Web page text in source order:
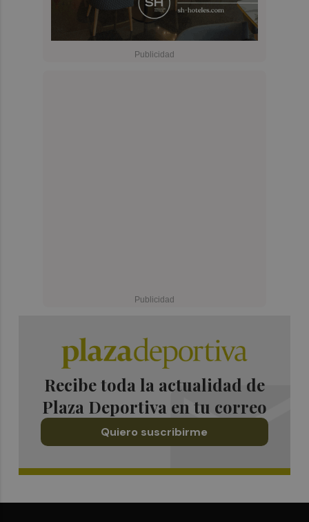
Recibe toda la actualidad de
Plaza Deportiva en tu correo
Quiero suscribirme